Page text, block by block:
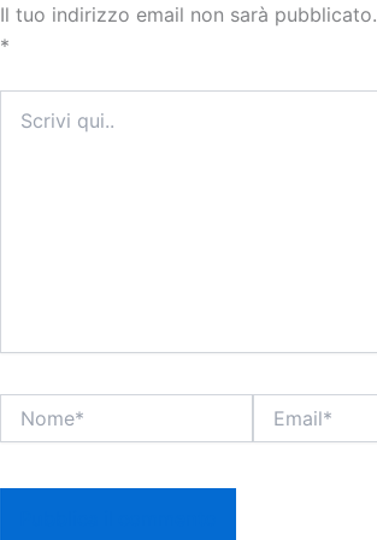
Il tuo indirizzo email non sarà pubblicato.
*
qui..